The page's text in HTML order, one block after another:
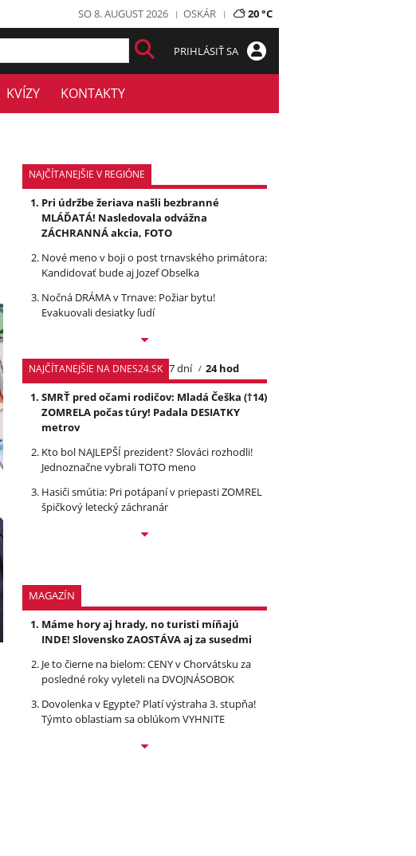
SO 8. AUGUST 2026 OSKÁR 20 °C
PRIHLÁSIŤ SA
KVÍZY KONTAKTY
NAJČÍTANEJŠIE V REGIÓNE
Pri údržbe žeriava našli bezbranné
MLÁĎATÁ! Nasledovala odvážna
ZÁCHRANNÁ akcia, FOTO
Nové meno v boji o post trnavského primátora:
Kandidovať bude aj Jozef Obselka
Nočná DRÁMA v Trnave: Požiar bytu!
Evakuovali desiatky ľudí
NAJČÍTANEJŠIE NA DNES24.SK 7 dní
24 hod
SMRŤ pred očami rodičov: Mladá Češka (†14)
ZOMRELA počas túry! Padala DESIATKY
metrov
Kto bol NAJLEPŠÍ prezident? Slováci rozhodli!
Jednoznačne vybrali TOTO meno
Hasiči smútia: Pri potápaní v priepasti ZOMREL
špičkový letecký záchranár
MAGAZÍN
Máme hory aj hrady, no turisti míňajú
INDE! Slovensko ZAOSTÁVA aj za susedmi
Je to čierne na bielom: CENY v Chorvátsku za
posledné roky vyleteli na DVOJNÁSOBOK
Dovolenka v Egypte? Platí výstraha 3. stupňa!
Týmto oblastiam sa oblúkom VYHNITE